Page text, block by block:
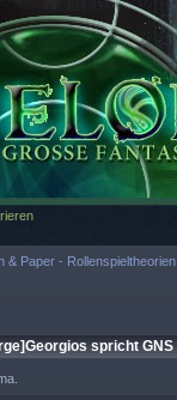
& Paper - Rollenspieltheorien
spricht